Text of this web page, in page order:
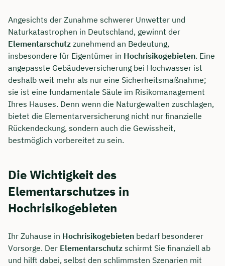
Angesichts der Zunahme schwerer Unwetter und
Naturkatastrophen in Deutschland, gewinnt der
Elementarschutz zunehmend an Bedeutung,
insbesondere für Eigentümer in Hochrisikogebieten. Eine
angepasste Gebäudeversicherung bei Hochwasser ist
deshalb weit mehr als nur eine Sicherheitsmaßnahme;
sie ist eine fundamentale Säule im Risikomanagement
Ihres Hauses. Denn wenn die Naturgewalten zuschlagen,
bietet die Elementarversicherung nicht nur finanzielle
Rückendeckung, sondern auch die Gewissheit,
bestmöglich vorbereitet zu sein.
Die Wichtigkeit des
Elementarschutzes in
Hochrisikogebieten
Ihr Zuhause in Hochrisikogebieten bedarf besonderer
Vorsorge. Der Elementarschutz schirmt Sie finanziell ab
und hilft dabei, selbst den schlimmsten Szenarien mit